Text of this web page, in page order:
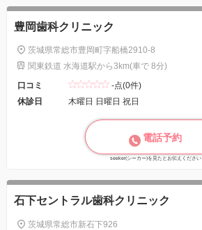
豊岡歯科クリニック
茨城県常総市豊岡町字船橋2910-8
関東鉄道 水海道駅から3km(車で 8分)
口コミ
-点(0件)
休診日
木曜日 日曜日 祝日
電話予約
seeker(シーカー)を見たとお伝えください
石下セントラル歯科クリニック
茨城県常総市新石下926